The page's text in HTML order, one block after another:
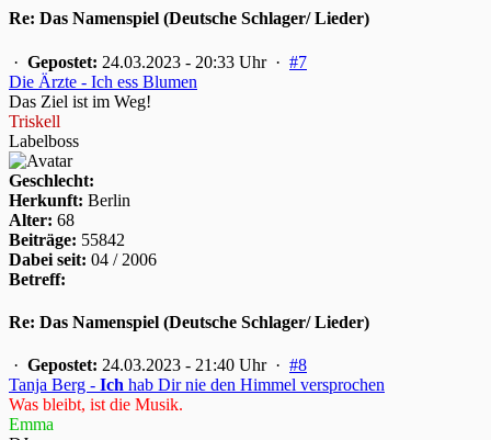
Re: Das Namenspiel (Deutsche Schlager/ Lieder)
· Gepostet: 24.03.2023 - 20:33 Uhr · #7
Die Ärzte - Ich ess Blumen
Das Ziel ist im Weg!
Triskell
Labelboss
Geschlecht:
Herkunft: Berlin
Alter: 68
Beiträge: 55842
Dabei seit: 04 / 2006
Betreff:
Re: Das Namenspiel (Deutsche Schlager/ Lieder)
· Gepostet: 24.03.2023 - 21:40 Uhr · #8
Tanja Berg - Ich hab Dir nie den Himmel versprochen
Was bleibt, ist die Musik.
Emma